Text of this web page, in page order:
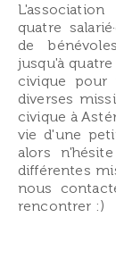
quatre
de
jusqu'à
civique pour
diverses
civique à
vie d'une
alors
différentes
nous
rencontrer :)